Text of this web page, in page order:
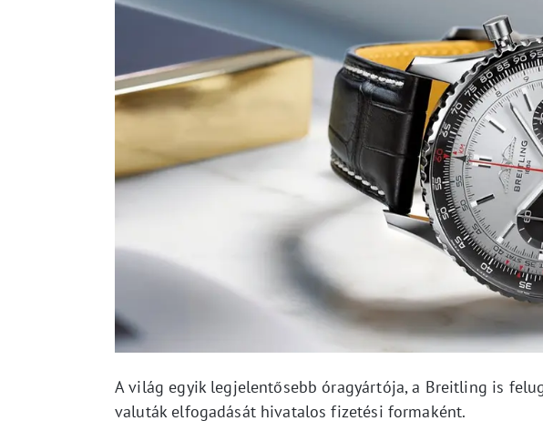
A világ egyik legjelentősebb óragyártója, a Breitling is
valuták elfogadását hivatalos fizetési formaként.